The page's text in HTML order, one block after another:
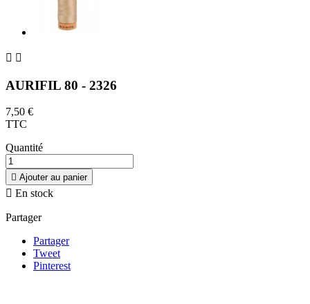
 
AURIFIL 80 - 2326
7,50 €
TTC
Quantité
 Ajouter au panier
 En stock
Partager
Partager
Tweet
Pinterest